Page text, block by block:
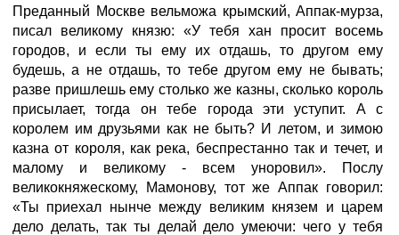
Преданный Москве вельможа крымский, Аппак-мурза,
писал великому князю: «У тебя хан просит восемь
городов, и если ты ему их отдашь, то другом ему
будешь, а не отдашь, то тебе другом ему не бывать;
разве пришлешь ему столько же казны, сколько король
присылает, тогда он тебе города эти уступит. А с
королем им друзьями как не быть? И летом, и зимою
казна от короля, как река, беспрестанно так и течет, и
малому и великому - всем уноровил». Послу
великокняжескому, Мамонову, тот же Аппак говорил:
«Ты приехал нынче между великим князем и царем
дело делать, так ты делай дело умеючи: чего у тебя